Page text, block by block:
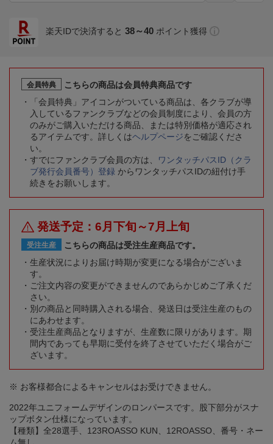
楽天IDで決済すると 38～40 ポイント獲得
会員特典
こちらの商品は会員特典商品です
「会員特典」アイコンがついている商品は、各クラブが導
入しているファンクラブなどの会員制度により、会員の方
のみがご購入いただける商品、または特別価格が適応され
るアイテムです。詳しくはヘルプページをご確認くださ
い。
すでにファンクラブ会員の方は、
ワンタッチパスID（クラ
ブ発行会員番号）登録 からワンタッチパスIDの紐付け手
続きをお願いします。
発送予定：6月下旬～7月上旬
受注生産
こちらの商品は受注生産商品です。
生産状況によりお届け時期が変更になる場合がございま
す。
ご注文内容の変更ができませんのであらかじめご了承くだ
さい。
別の商品と同時購入される場合、発送日は受注生産のもの
にあわせます。
受注生産商品となりますが、生産数に限りがあります。期
間内であっても早期に受付を終了させていただく場合がご
ざいます。
※ お客様都合によるキャンセルはお受けできません。
2022年ユニフォームデザインのロンパースです。股下部分がスナ
ップボタン仕様になっています。
【種類】全28選手、123ROASSO KUN、12ROASSO、番号・ネー